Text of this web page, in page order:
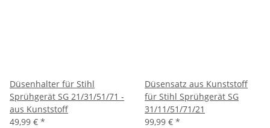
Düsenhalter für Stihl
Sprühgerät SG 21/31/51/71 -
aus Kunststoff
49,99 € *
Düsensatz aus Kunststoff
für Stihl Sprühgerät SG
31/11/51/71/21
99,99 € *